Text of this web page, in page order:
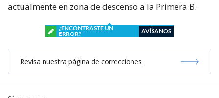
actualmente en zona de descenso a la Primera B.
¿ENCONTRASTE UN
ERROR?
AVÍSANOS
Revisa nuestra página de correcciones